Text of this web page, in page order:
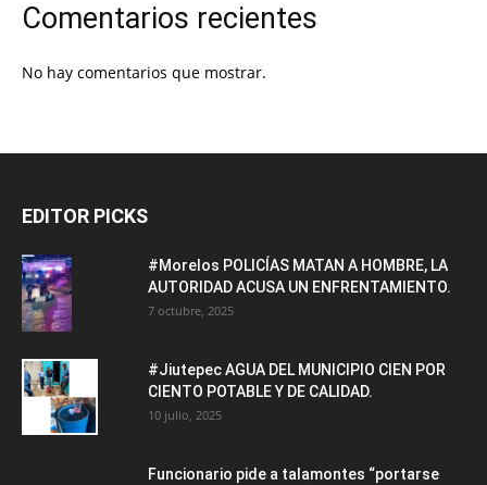
Comentarios recientes
No hay comentarios que mostrar.
EDITOR PICKS
#Morelos POLICÍAS MATAN A HOMBRE, LA
AUTORIDAD ACUSA UN ENFRENTAMIENTO.
7 octubre, 2025
#Jiutepec AGUA DEL MUNICIPIO CIEN POR
CIENTO POTABLE Y DE CALIDAD.
10 julio, 2025
Funcionario pide a talamontes “portarse